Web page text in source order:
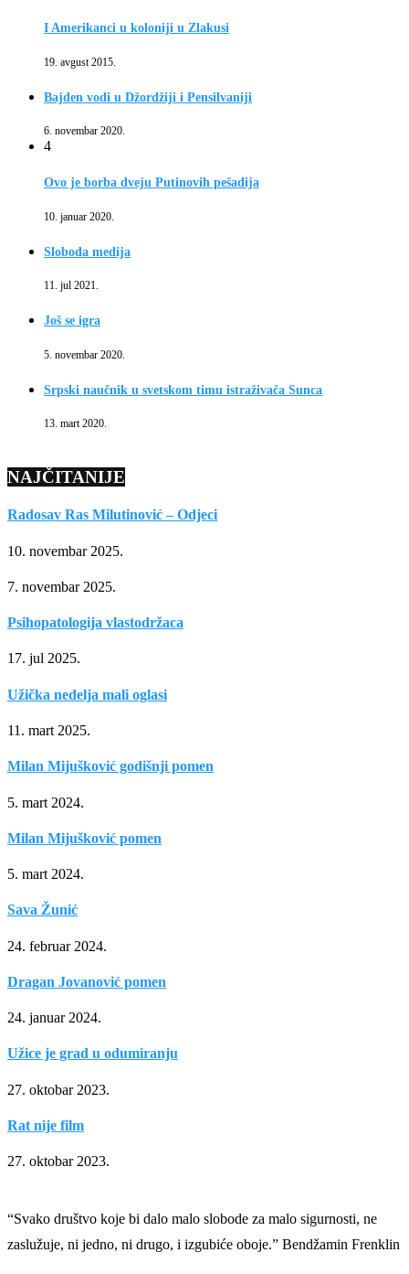
I Amerikanci u koloniji u Zlakusi
19. avgust 2015.
Bajden vodi u Džordžiji i Pensilvaniji
6. novembar 2020.
4
Ovo je borba dveju Putinovih pešadija
10. januar 2020.
Sloboda medija
11. jul 2021.
Još se igra
5. novembar 2020.
Srpski naučnik u svetskom timu istraživača Sunca
13. mart 2020.
NAJČITANIJE
Radosav Ras Milutinović – Odjeci
10. novembar 2025.
7. novembar 2025.
Psihopatologija vlastodržaca
17. jul 2025.
Užička nedelja mali oglasi
11. mart 2025.
Milan Mijušković godišnji pomen
5. mart 2024.
Milan Mijušković pomen
5. mart 2024.
Sava Žunić
24. februar 2024.
Dragan Jovanović pomen
24. januar 2024.
Užice je grad u odumiranju
27. oktobar 2023.
Rat nije film
27. oktobar 2023.
“Svako društvo koje bi dalo malo slobode za malo sigurnosti, ne
zaslužuje, ni jedno, ni drugo, i izgubiće oboje.” Bendžamin Frenklin